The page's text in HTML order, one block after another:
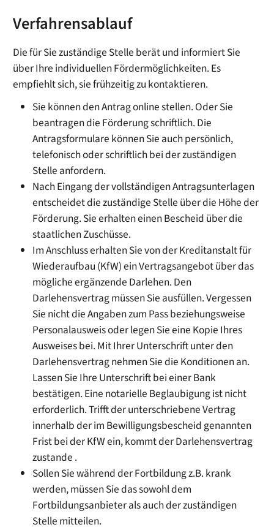
Verfahrensablauf
Die für Sie zuständige Stelle berät und informiert Sie
über Ihre individuellen Fördermöglichkeiten. Es
empfiehlt sich, sie frühzeitig zu kontaktieren.
Sie können den Antrag online stellen. Oder Sie
beantragen die Förderung schriftlich. Die
Antragsformulare können Sie auch persönlich,
telefonisch oder schriftlich bei der zuständigen
Stelle anfordern.
Nach Eingang der vollständigen Antragsunterlagen
entscheidet die zuständige Stelle über die Höhe der
Förderung. Sie erhalten einen Bescheid über die
staatlichen Zuschüsse.
Im Anschluss erhalten Sie von der Kreditanstalt für
Wiederaufbau (KfW) ein Vertragsangebot über das
mögliche ergänzende Darlehen. Den
Darlehensvertrag müssen Sie ausfüllen. Vergessen
Sie nicht die Angaben zum Pass beziehungsweise
Personalausweis oder legen Sie eine Kopie Ihres
Ausweises bei. Mit Ihrer Unterschrift unter den
Darlehensvertrag nehmen Sie die Konditionen an.
Lassen Sie Ihre Unterschrift bei einer Bank
bestätigen. Eine notarielle Beglaubigung ist nicht
erforderlich. Trifft der unterschriebene Vertrag
innerhalb der im Bewilligungsbescheid genannten
Frist bei der KfW ein, kommt der Darlehensvertrag
zustande .
Sollen Sie während der Fortbildung z.B. krank
werden, müssen Sie das sowohl dem
Fortbildungsanbieter als auch der zuständigen
Stelle mitteilen.